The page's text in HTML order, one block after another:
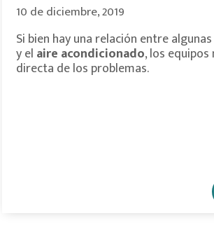
10 de diciembre, 2019
Si bien hay una relación entre
y el aire acondicionado, los equipos
directa de los problemas.